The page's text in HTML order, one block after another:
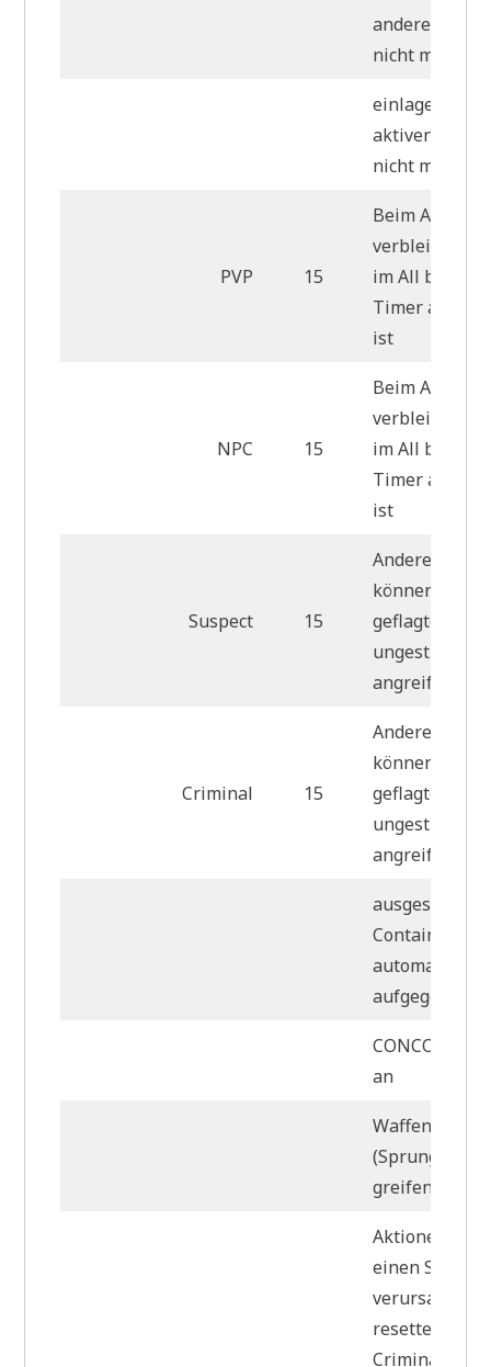
anderes Schiff
nicht möglich
einlagern des
aktiven
nicht möglich
PVP 15
Beim
verbleibt das
im All bis der
Timer
ist
NPC 15
Beim
verbleibt das
im All bis der
Timer
ist
Suspect 15
Andere
können den
geflagten
ungestraft
angreifen.
Criminal 15
Andere
können den
geflagten
ungestraft
angreifen.
ausgestoßene
Container
automatisch
aufgegeben.
CONCORD
an
Waffentürme
(Sprungtor/
greifen an
Aktionen
einen
verursachen,
resetten den
Criminaltimer